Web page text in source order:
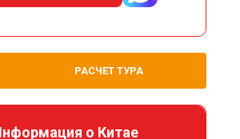
РАСЧЕТ ТУРА
о Китае